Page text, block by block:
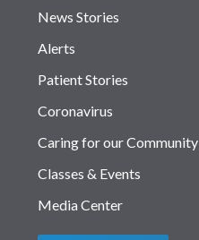
News Stories
Alerts
Patient Stories
Coronavirus
Caring for our Community
Classes & Events
Media Center